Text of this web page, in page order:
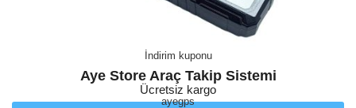
İndirim kuponu
Aye Store Araç Takip Sistemi
Ücretsiz kargo
ayegps